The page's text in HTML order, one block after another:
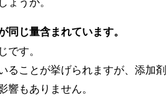
じ量含まれています。
す。
ることが挙げられますが、添加剤
もありません。